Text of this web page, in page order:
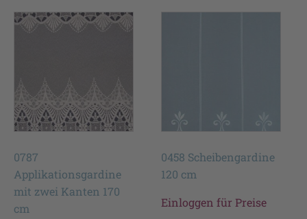
0787
Applikationsgardine
mit zwei Kanten 170
cm
0458 Scheibengardine
120 cm
Einloggen für Preise